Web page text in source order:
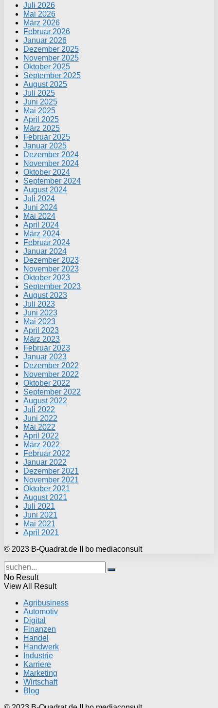
Juli 2026
Mai 2026
März 2026
Februar 2026
Januar 2026
Dezember 2025
November 2025
Oktober 2025
September 2025
August 2025
Juli 2025
Juni 2025
Mai 2025
April 2025
März 2025
Februar 2025
Januar 2025
Dezember 2024
November 2024
Oktober 2024
September 2024
August 2024
Juli 2024
Juni 2024
Mai 2024
April 2024
März 2024
Februar 2024
Januar 2024
Dezember 2023
November 2023
Oktober 2023
September 2023
August 2023
Juli 2023
Juni 2023
Mai 2023
April 2023
März 2023
Februar 2023
Januar 2023
Dezember 2022
November 2022
Oktober 2022
September 2022
August 2022
Juli 2022
Juni 2022
Mai 2022
April 2022
März 2022
Februar 2022
Januar 2022
Dezember 2021
November 2021
Oktober 2021
August 2021
Juli 2021
Juni 2021
Mai 2021
April 2021
© 2023 B-Quadrat.de II bo mediaconsult
No Result
View All Result
Agribusiness
Automotiv
Digital
Finanzen
Handel
Handwerk
Industrie
Karriere
Marketing
Wirtschaft
Blog